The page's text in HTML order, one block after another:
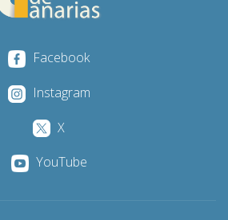
Facebook
Instagram
X
YouTube